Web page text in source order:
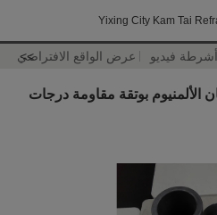
Yixing City Kam Tai
أشرطة فيديو عرض الواقع الافتراضي
>>
الألمنيوم بوتقة مقاومة درجات